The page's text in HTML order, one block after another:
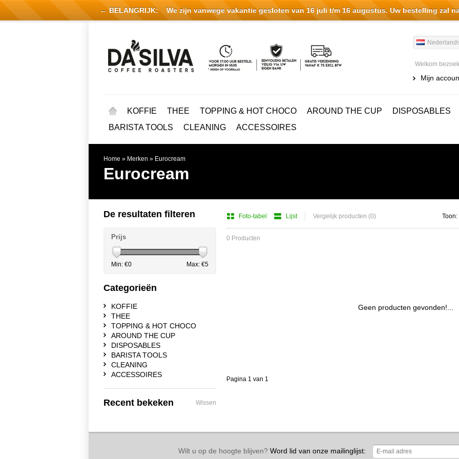
Welkom
Mijn
KOFFIE THEE TOPPING & HOT CHOCO AROUND THE CUP
DISPOSABLES
BARISTA TOOLS
CLEANING ACCESSOIRES
Home » Merken » Eurocream
Eurocream
Foto-tabel Lijst Vergelijk producten (0) Toon:
0 Producten
Geen producten gevonden!...
Pagina 1 van 1
De resultaten filteren
Prijs
Min: €0 Max: €5
Categorieën
KOFFIE
THEE
TOPPING & HOT CHOCO
AROUND THE CUP
DISPOSABLES
BARISTA TOOLS
CLEANING
ACCESSOIRES
Recent bekeken Wissen
Wilt u op de hoogte blijven?Word lid van onze mailinglijst:
← BELANGRIJK:We zijn vanwege vakantie gesloten van 16 juli t/m 16 augustus. Uw bestelling zal